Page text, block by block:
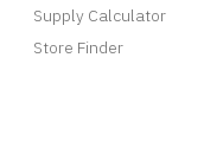
Supply Calculator
Store Finder